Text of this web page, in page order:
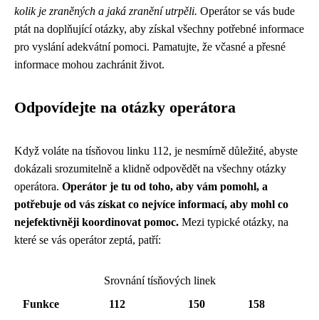
kolik je zraněných a jaká zranění utrpěli. Operátor se vás bude
ptát na doplňující otázky, aby získal všechny potřebné informace
pro vyslání adekvátní pomoci. Pamatujte, že včasné a přesné
informace mohou zachránit život.
Odpovídejte na otázky operátora
Když voláte na tísňovou linku 112, je nesmírně důležité, abyste
dokázali srozumitelně a klidně odpovědět na všechny otázky
operátora. Operátor je tu od toho, aby vám pomohl, a
potřebuje od vás získat co nejvíce informací, aby mohl co
nejefektivněji koordinovat pomoc. Mezi typické otázky, na
které se vás operátor zeptá, patří:
Srovnání tísňových linek
Funkce
112 150 158